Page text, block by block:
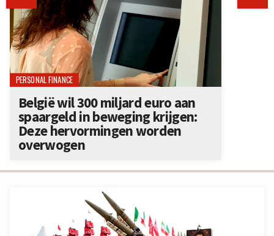
PERSONAL FINANCE
België wil 300 miljard euro aan
spaargeld in beweging krijgen:
Deze hervormingen worden
overwogen